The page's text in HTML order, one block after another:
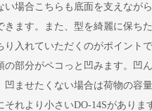
い場合こちらも底面を支えなが
きます。また、型を綺麗に保ち
り入れていただくのがポイント
の部分がペコっと凹みます。凹
凹ませたくない場合は荷物の容
それより小さいDO-14Sがあり